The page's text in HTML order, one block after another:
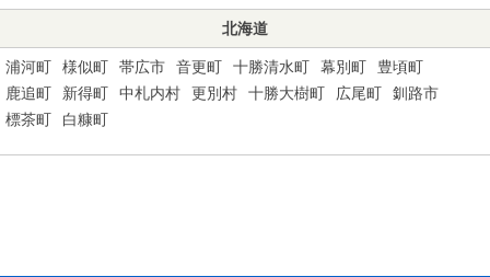
北海道
浦河町 様似町 帯広市 音更町 十勝清水町 幕別町
豊頃町
鹿追町
新得町 中札内村 更別村 十勝大樹町 広尾町
釧路市
標茶町
白糠町